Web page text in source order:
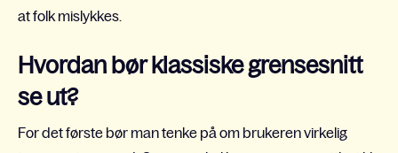
at folk mislykkes.
Hvordan bør klassiske grensesnitt
se ut?
For det første bør man tenke på om brukeren virkelig